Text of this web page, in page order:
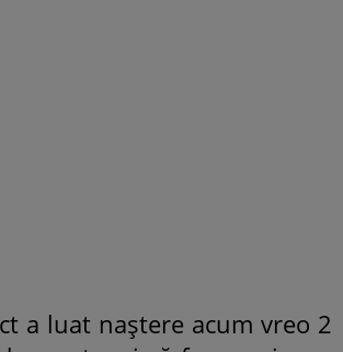
a luat naștere acum vreo 2